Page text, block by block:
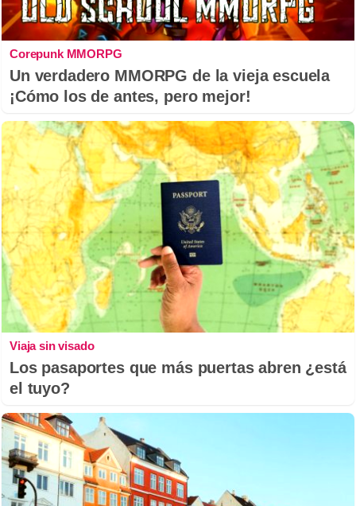
Corepunk MMORPG
Un verdadero MMORPG de la vieja escuela
¡Cómo los de antes, pero mejor!
Viaja sin visado
Los pasaportes que más puertas abren ¿está
el tuyo?